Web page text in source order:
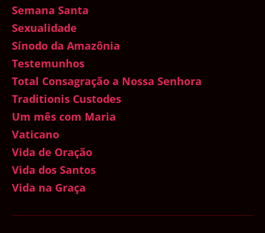
Semana Santa
Sexualidade
Sínodo da Amazônia
Testemunhos
Total Consagração a Nossa Senhora
Traditionis Custodes
Um mês com Maria
Vaticano
Vida de Oração
Vida dos Santos
Vida na Graça